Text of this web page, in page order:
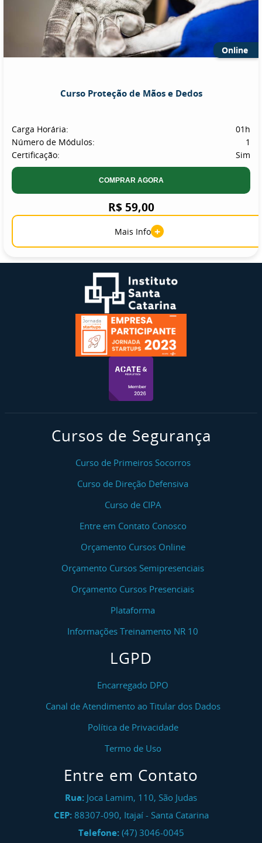
Online
Curso Proteção de Mãos e Dedos
Carga Horária:
01h
Número de Módulos:
1
Certificação:
Sim
COMPRAR AGORA
R$ 59,00
Mais Info +
Cursos de Segurança
Curso de Primeiros Socorros
Curso de Direção Defensiva
Curso de CIPA
Entre em Contato Conosco
Orçamento Cursos Online
Orçamento Cursos Semipresenciais
Orçamento Cursos Presenciais
Plataforma
Informações Treinamento NR 10
LGPD
Encarregado DPO
Canal de Atendimento ao Titular dos Dados
Política de Privacidade
Termo de Uso
Entre em Contato
Rua: Joca Lamim, 110, São Judas
CEP: 88307-090, Itajaí- Santa Catarina
Telefone: (47) 3046-0045